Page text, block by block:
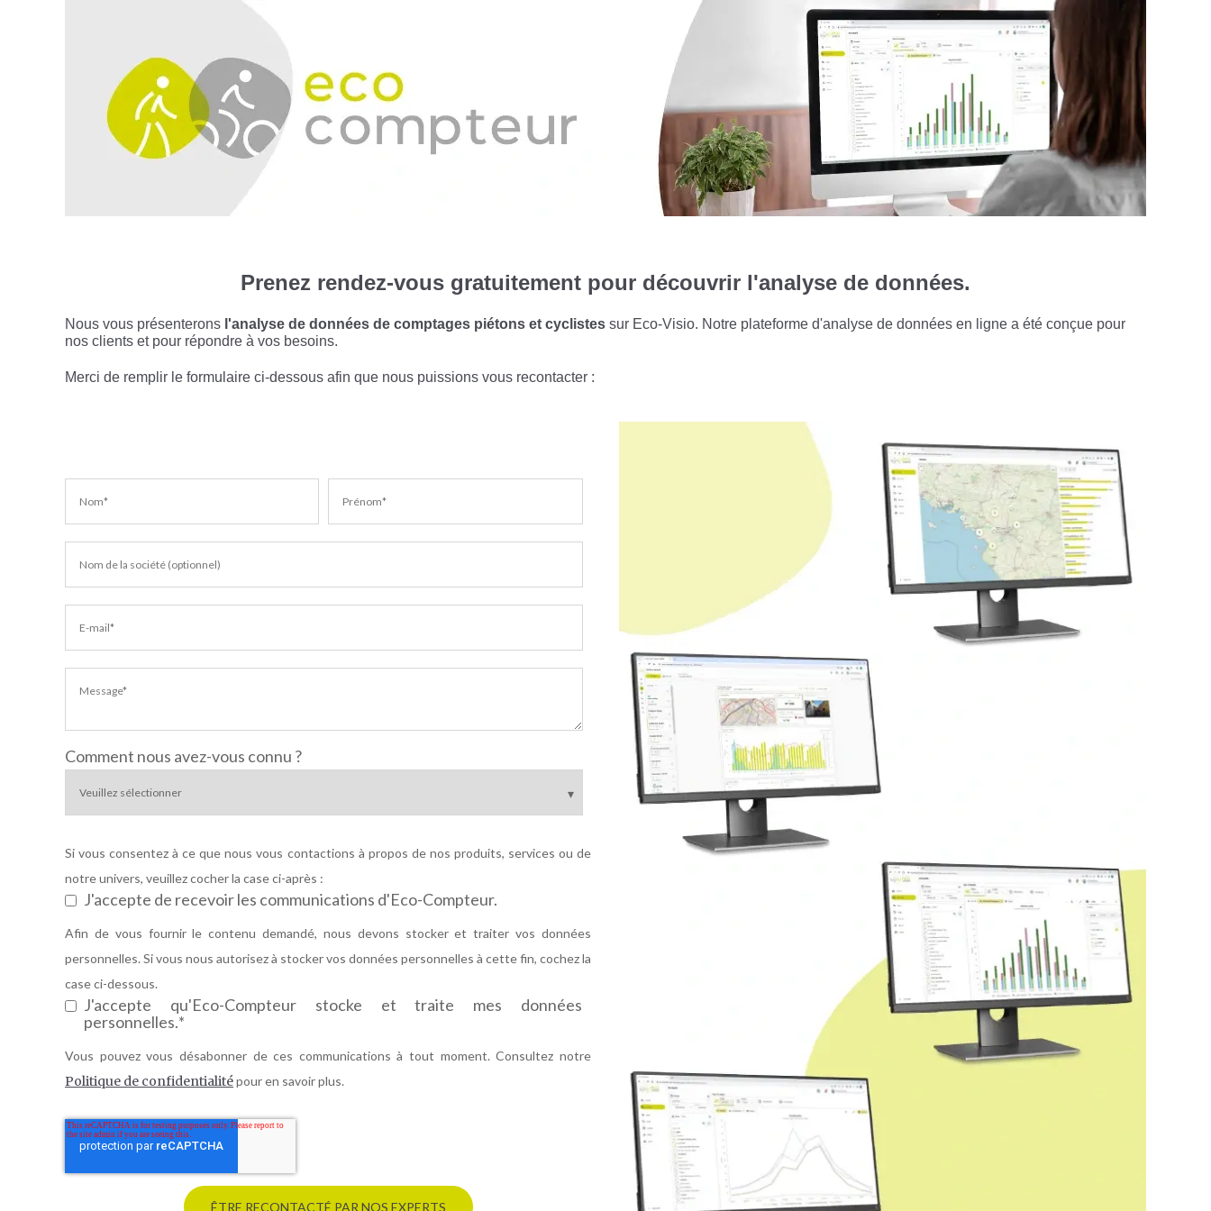
Prenez rendez-vous gratuitement pour découvrir l'analyse de données.
Nous vous présenterons l'analyse de données de comptages piétons et cyclistes sur Eco-Visio. Notre plateforme d'analyse de données en ligne a été conçue pour
nos clients et pour répondre à vos besoins.
Merci de remplir le formulaire ci-dessous afin que nous puissions vous recontacter :
Comment nous avez-vous connu ?
Si vous consentez à ce que nous vous contactions à propos de nos produits, services ou de
notre univers, veuillez cocher la case ci-après :
J'accepte de recevoir les communications d'Eco-Compteur.
Afin de vous fournir le contenu demandé, nous devons stocker et traiter vos données
personnelles. Si vous nous autorisez à stocker vos données personnelles à cette fin, cochez la
case ci-dessous.
J'accepte qu'Eco-Compteur stocke et traite mes données
personnelles.*
Vous pouvez vous désabonner de ces communications à tout moment. Consultez notre
Politique de confidentialitépour en savoir plus.